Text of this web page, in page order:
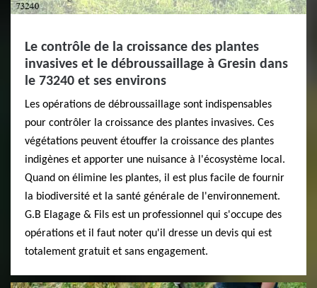
Le contrôle de la croissance des plantes
invasives et le débroussaillage à Gresin dans
le 73240 et ses environs
Les opérations de débroussaillage sont indispensables
pour contrôler la croissance des plantes invasives. Ces
végétations peuvent étouffer la croissance des plantes
indigènes et apporter une nuisance à l'écosystème local.
Quand on élimine les plantes, il est plus facile de fournir
la biodiversité et la santé générale de l'environnement.
G.B Elagage & Fils est un professionnel qui s'occupe des
opérations et il faut noter qu'il dresse un devis qui est
totalement gratuit et sans engagement.